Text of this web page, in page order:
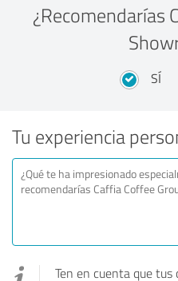
¿Recomendarías
SÍ
Tu experiencia
Ten en cuenta que